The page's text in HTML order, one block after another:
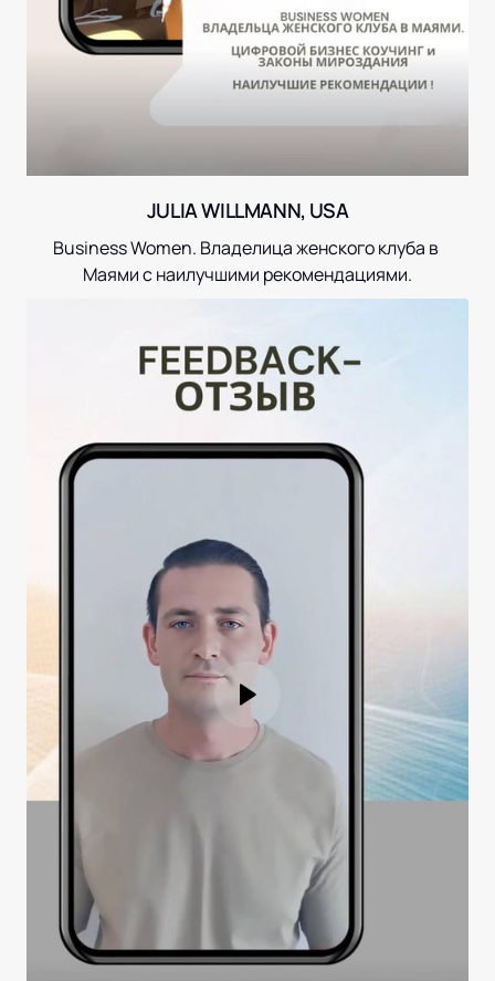
JULIA WILLMANN, USA
Business Women. Владелица женского клуба в
Маями с наилучшими рекомендациями.